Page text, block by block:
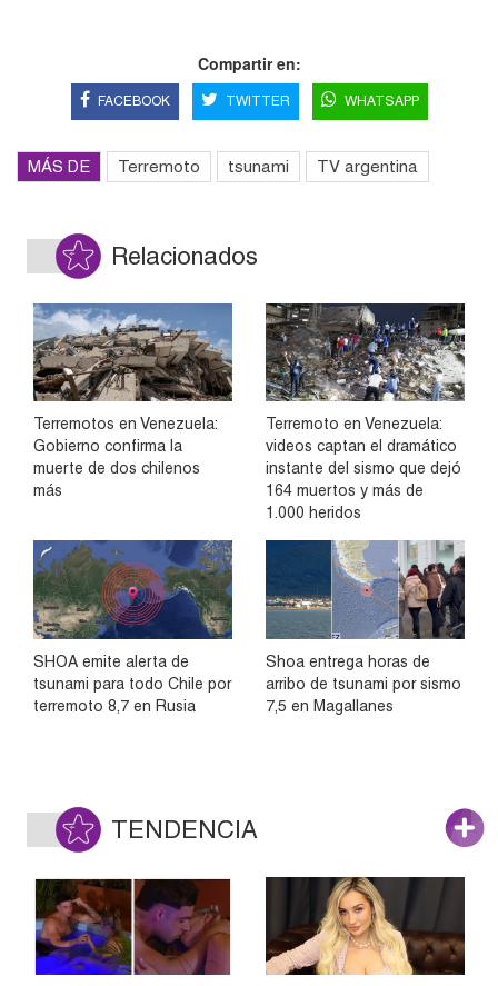
Compartir en:
FACEBOOK TWITTER WHATSAPP
MÁS DE Terremoto tsunami TV argentina
Relacionados
Terremotos en Venezuela:
Gobierno confirma la
muerte de dos chilenos
más
Terremoto en Venezuela:
videos captan el dramático
instante del sismo que dejó
164 muertos y más de
1.000 heridos
SHOA emite alerta de
tsunami para todo Chile por
terremoto 8,7 en Rusia
Shoa entrega horas de
arribo de tsunami por sismo
7,5 en Magallanes
TENDENCIA